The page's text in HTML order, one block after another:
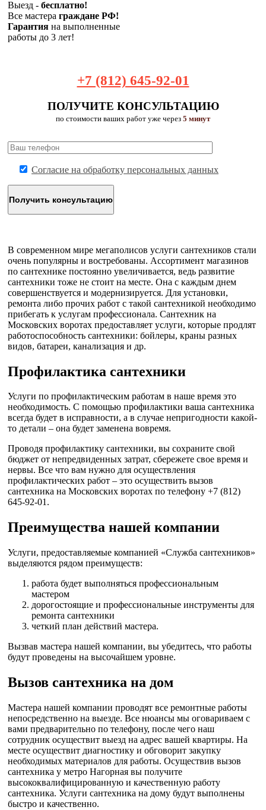
Выезд - бесплатно!
Все мастера граждане РФ!
Гарантия на выполненные
работы до 3 лет!
+7 (812) 645-92-01
ПОЛУЧИТЕ КОНСУЛЬТАЦИЮ
по стоимости ваших работ уже через 5 минут
Согласие на обработку персональных данных
В современном мире мегаполисов услуги сантехников стали
очень популярны и востребованы. Ассортимент магазинов
по сантехнике постоянно увеличивается, ведь развитие
сантехники тоже не стоит на месте. Она с каждым днем
совершенствуется и модернизируется. Для установки,
ремонта либо прочих работ с такой сантехникой необходимо
прибегать к услугам профессионала. Сантехник на
Московских воротах предоставляет услуги, которые продлят
работоспособность сантехники: бойлеры, краны разных
видов, батареи, канализация и др.
Профилактика сантехники
Услуги по профилактическим работам в наше время это
необходимость. С помощью профилактики ваша сантехника
всегда будет в исправности, а в случае непригодности какой-
то детали – она будет заменена вовремя.
Проводя профилактику сантехники, вы сохраните свой
бюджет от непредвиденных затрат, сбережете свое время и
нервы. Все что вам нужно для осуществления
профилактических работ – это осуществить вызов
сантехника на Московских воротах по телефону +7 (812)
645-92-01.
Преимущества нашей компании
Услуги, предоставляемые компанией «Служба сантехников»
выделяются рядом преимуществ:
работа будет выполняться профессиональным
мастером
дорогостоящие и профессиональные инструменты для
ремонта сантехники
четкий план действий мастера.
Вызвав мастера нашей компании, вы убедитесь, что работы
будут проведены на высочайшем уровне.
Вызов сантехника на дом
Мастера нашей компании проводят все ремонтные работы
непосредственно на выезде. Все нюансы мы оговариваем с
вами предварительно по телефону, после чего наш
сотрудник осуществит выезд на адрес вашей квартиры. На
месте осуществит диагностику и обговорит закупку
необходимых материалов для работы. Осуществив вызов
сантехника у метро Нагорная вы получите
высококвалифицированную и качественную работу
сантехника. Услуги сантехника на дому будут выполнены
быстро и качественно.